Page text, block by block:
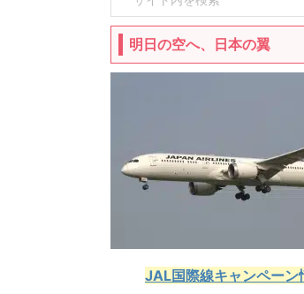
明日の空へ、日本の翼
JAL国際線キャンペーン